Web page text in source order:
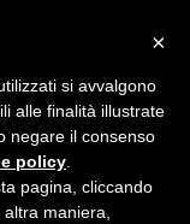
parabola
giocato
×
si avvalgono
alle finalità illustrate
negare il consenso
policy
pagina, cliccando
maniera,